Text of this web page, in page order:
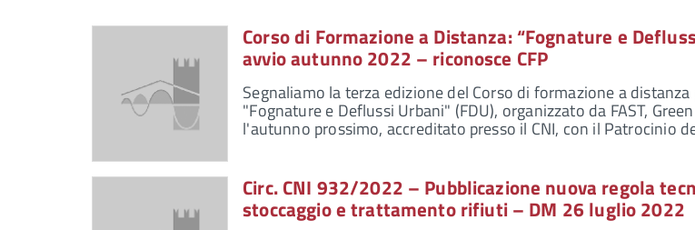
Corso di Formazione a Distanza: “Fognature e
avvio autunno 2022 – riconosce CFP
Segnaliamo la terza edizione del Corso di formazione a distanza
"Fognature e Deflussi Urbani" (FDU), organizzato da FAST,
l'autunno prossimo, accreditato presso il CNI, con il Patrocinio
Circ. CNI 932/2022 – Pubblicazione nuova regola
stoccaggio e trattamento rifiuti – DM 26 luglio 2022